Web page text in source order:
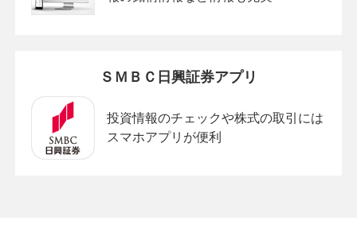
ＳＭＢＣ日興証券アプリ
投資情報のチェックや株式の取引には
スマホアプリが便利